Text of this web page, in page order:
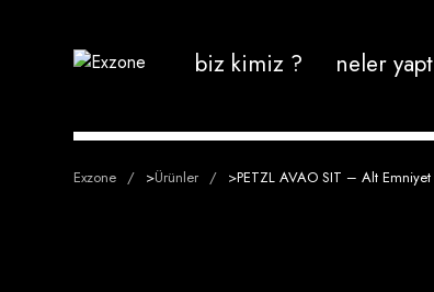
biz kimiz ? neler
Exzone >Ürünler >PETZL AVAO SIT – Alt